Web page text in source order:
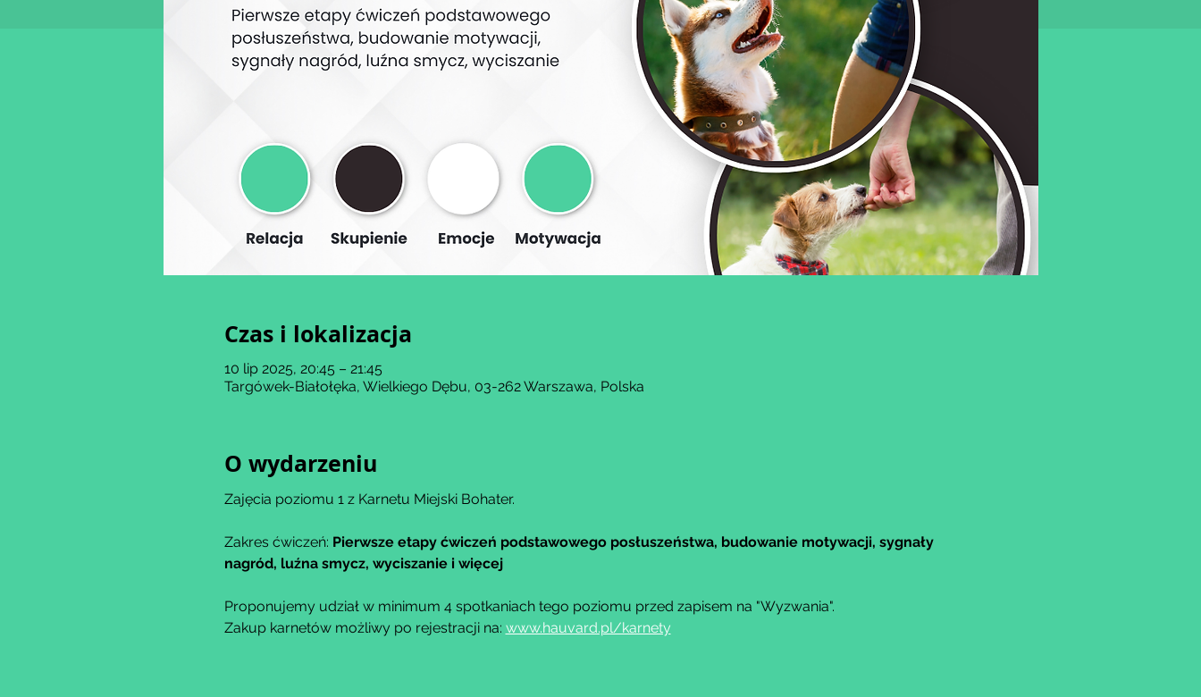
Czas i lokalizacja
10 lip 2025, 20:45 – 21:45
Targówek-Białołęka, Wielkiego Dębu, 03-262 Warszawa, Polska
O wydarzeniu
Zajęcia poziomu 1 z Karnetu Miejski Bohater.
Zakres ćwiczeń: Pierwsze etapy ćwiczeń podstawowego posłuszeństwa, budowanie motywacji, sygnały
nagród, luźna smycz, wyciszanie i więcej
Proponujemy udział w minimum 4 spotkaniach tego poziomu przed zapisem na "Wyzwania".
Zakup karnetów możliwy po rejestracji na: www.hauvard.pl/karnety